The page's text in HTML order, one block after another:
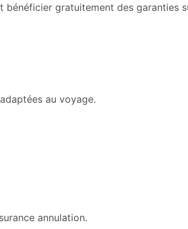
bénéficier gratuitement des garanties
au voyage.
annulation.